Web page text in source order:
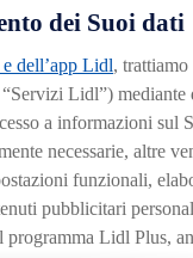
dei Suoi dati
dell’app Lidl,
Lidl”) mediante
a informazioni sul
necessarie, altre
funzionali,
pubblicitari
programma Lidl Plus,